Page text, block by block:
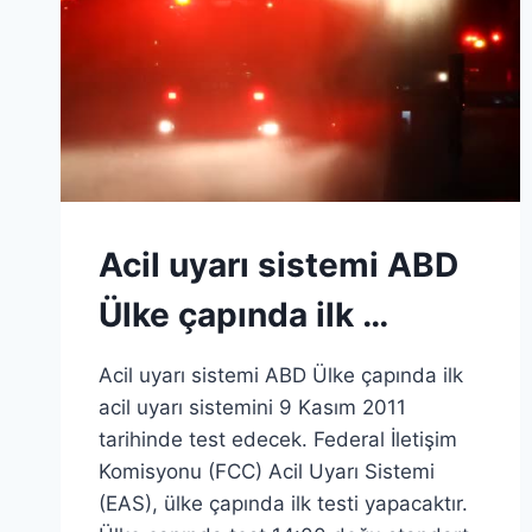
Acil uyarı sistemi ABD
Ülke çapında ilk …
Acil uyarı sistemi ABD Ülke çapında ilk
acil uyarı sistemini 9 Kasım 2011
tarihinde test edecek. Federal İletişim
Komisyonu (FCC) Acil Uyarı Sistemi
(EAS), ülke çapında ilk testi yapacaktır.